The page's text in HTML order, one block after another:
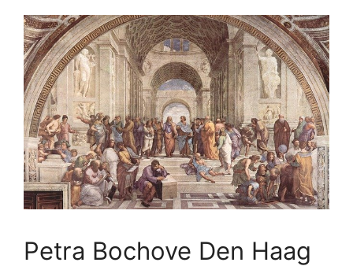
Petra Bochove Den Haag